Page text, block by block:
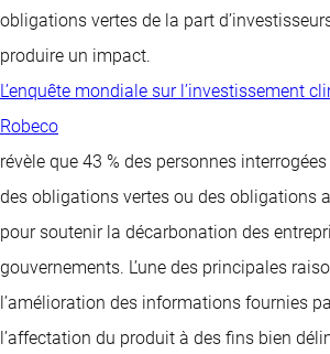
obligations vertes de la part
produire un impact.
L’enquête mondiale sur l’investissement
Robeco
révèle que 43 % des personnes
des obligations vertes ou des obligations
pour soutenir la décarbonation des
gouvernements. L’une des principales
l’amélioration des informations fournies
l’affectation du produit à des fins bien